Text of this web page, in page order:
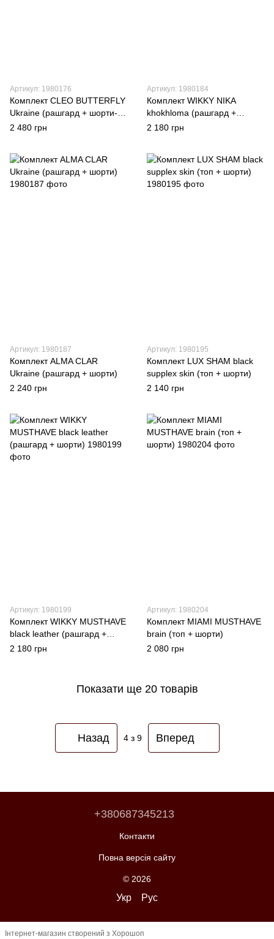
Артикул: 1980176
Комплект CLEO BUTTERFLY
Ukraine (рашгард + шорти-
спідниця)
2 480 грн
Артикул: 1980184
Комплект WIKKY NIKA
khokhloma (рашгард +
шорти)
2 180 грн
Артикул: 1980187
Комплект ALMA CLAR
Ukraine (рашгард + шорти)
2 240 грн
Артикул: 1980195
Комплект LUX SHAM black
supplex skin (топ + шорти)
2 140 грн
Артикул: 1980199
Комплект WIKKY MUSTHAVE
black leather (рашгард +
шорти)
2 180 грн
Артикул: 1980204
Комплект MIAMI MUSTHAVE
brain (топ + шорти)
2 080 грн
Показати ще 20 товарів
Назад 4з 9 Вперед
+380687345213
Контакти
Повна версія сайту
© 2026
Укр Рус
Інтернет-магазин створений з Хорошоп